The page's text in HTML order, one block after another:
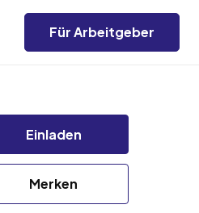
Für Arbeitgeber
Einladen
Merken